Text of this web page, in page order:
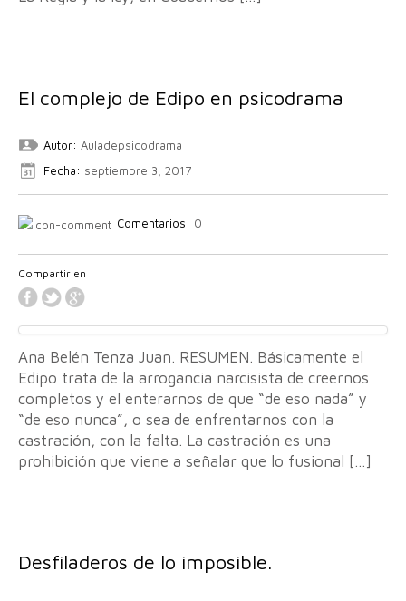
El complejo de Edipo en psicodrama
Autor: Auladepsicodrama
Fecha: septiembre 3, 2017
Comentarios: 0
Compartir en
Ana Belén Tenza Juan. RESUMEN. Básicamente el
Edipo trata de la arrogancia narcisista de creernos
completos y el enterarnos de que “de eso nada” y
“de eso nunca”, o sea de enfrentarnos con la
castración, con la falta. La castración es una
prohibición que viene a señalar que lo fusional […]
Desfiladeros de lo imposible.